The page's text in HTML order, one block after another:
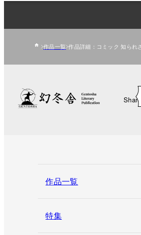
作品一覧 作品詳細：コミック 知られ
Share
作品一覧
特集